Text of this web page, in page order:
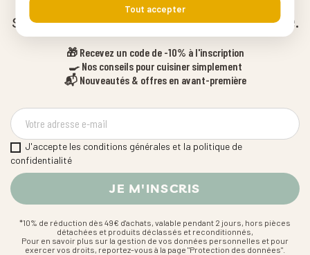
surtout quand on est bien équipé.
🎁 Recevez un code de -10% à l'inscription
🍳 Nos conseils pour cuisiner simplement
📬 Nouveautés & offres en avant-première
J'accepte les conditions générales et la politique de
confidentialité
*10% de réduction dès 49€ d'achats, valable pendant 2 jours, hors pièces
détachées et produits déclassés et reconditionnés,
Pour en savoir plus sur la gestion de vos données personnelles et pour
exercer vos droits, reportez-vous à la page "Protection des données".
Tout accepter